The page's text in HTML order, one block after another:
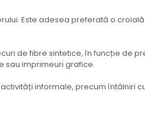
Este adesea preferată o
de fibre sintetice, în funcție de
sau imprimeuri grafice.
informale, precum întâlniri